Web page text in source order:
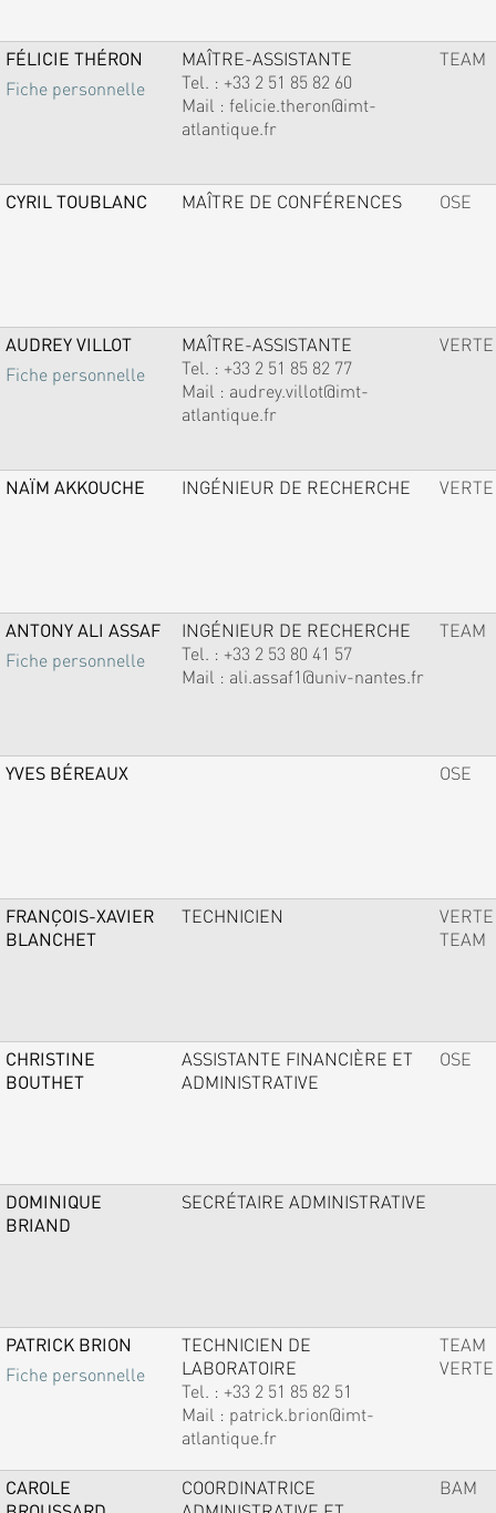
FÉLICIE THÉRON
Fiche personnelle
MAÎTRE-ASSISTANTE
Tel. : +33 2 51 85 82 60
Mail : felicie.theron@imt-
atlantique.fr
TEAM
CYRIL TOUBLANC MAÎTRE DE CONFÉRENCES OSE
AUDREY VILLOT
Fiche personnelle
MAÎTRE-ASSISTANTE
Tel. : +33 2 51 85 82 77
Mail : audrey.villot@imt-
atlantique.fr
VERTE
NAÏM AKKOUCHE INGÉNIEUR DE RECHERCHE VERTE
ANTONY ALI ASSAF
Fiche personnelle
INGÉNIEUR DE RECHERCHE
Tel. : +33 2 53 80 41 57
Mail : ali.assaf1@univ-nantes.fr
TEAM
YVES BÉREAUX OSE
FRANÇOIS-XAVIER
BLANCHET
TECHNICIEN
VERTE
TEAM
CHRISTINE
BOUTHET
ASSISTANTE FINANCIÈRE ET
ADMINISTRATIVE
OSE
DOMINIQUE
BRIAND
SECRÉTAIRE ADMINISTRATIVE
PATRICK BRION
Fiche personnelle
TECHNICIEN DE
LABORATOIRE
Tel. : +33 2 51 85 82 51
Mail : patrick.brion@imt-
atlantique.fr
TEAM
VERTE
CAROLE
COORDINATRICE
BAM